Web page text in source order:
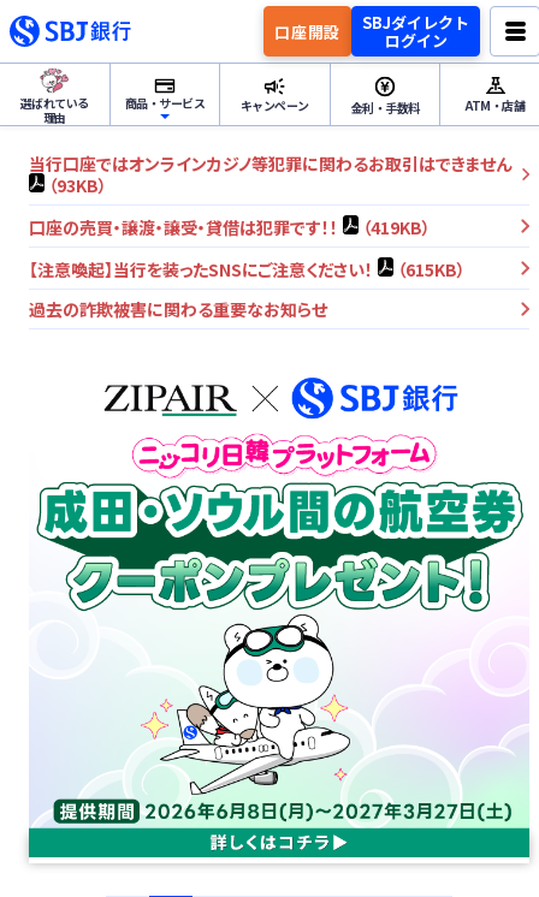
口座開設 SBJダイレクト
ログイン
選ばれている
理由
商品・サービス
ためる・ふやす
ためる・ふやすトップ
円預金
外貨預金
つかう
つかうトップ
各種サービス
各種お手続き
外貨両替
海外送金
かりる
かりるトップ
ローン商品
ご融資のご相談
キャンペーン 金利・手数料 ATM・店舗
当行口座ではオンラインカジノ等犯罪に関わるお取引はできません
（93KB）
口座の売買・譲渡・譲受・貸借は犯罪です！！
（419KB）
【注意喚起】当行を装ったSNSにご注意ください！
（615KB）
過去の詐欺被害に関わる重要なお知らせ